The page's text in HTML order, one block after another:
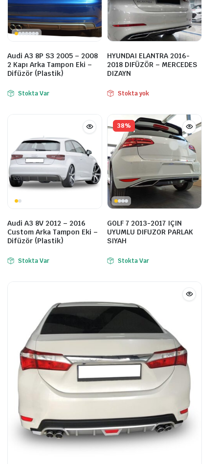
Audi A3 8P S3 2005 – 2008
2 Kapı Arka Tampon Eki –
Difüzör (Plastik)
Stokta Var
HYUNDAI ELANTRA 2016-
2018 DIFÜZÖR – MERCEDES
DIZAYN
Stokta yok
Audi A3 8V 2012 – 2016
Custom Arka Tampon Eki –
Difüzör (Plastik)
Stokta Var
38%
GOLF 7 2013-2017 IÇIN
UYUMLU DIFUZOR PARLAK
SIYAH
Stokta Var